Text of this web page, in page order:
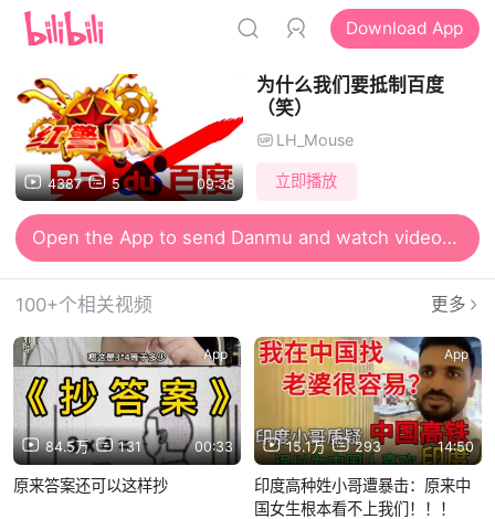
Download App
4387 5 09:38
为什么我们要抵制百度
（笑）
LH_Mouse
立即播放
Open the App for smooth and high-definition viewing
100+个相关视频 更多
84.5万 131 00:33
App
原来答案还可以这样抄
15.1万 293 14:50
App
印度高种姓小哥遭暴击：原来中
国女生根本看不上我们！！！